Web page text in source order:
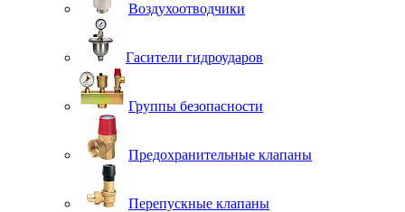
Воздухоотводчики
Гасители гидроударов
Группы безопасности
Предохранительные клапаны
Перепускные клапаны